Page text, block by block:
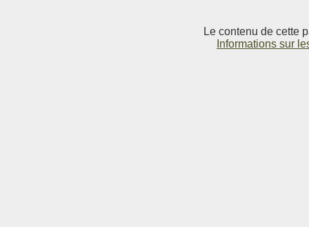
Le contenu de cette
Informations sur